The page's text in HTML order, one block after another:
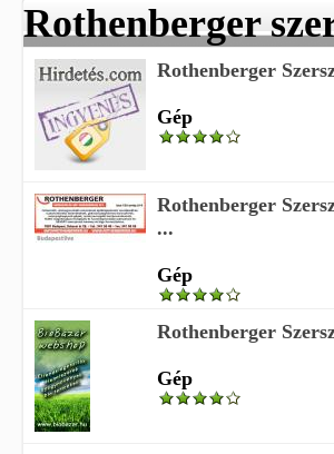
Rothenberger
Rothenberger
Gép
Rothenberger
...
Gép
Rothenberger
Gép